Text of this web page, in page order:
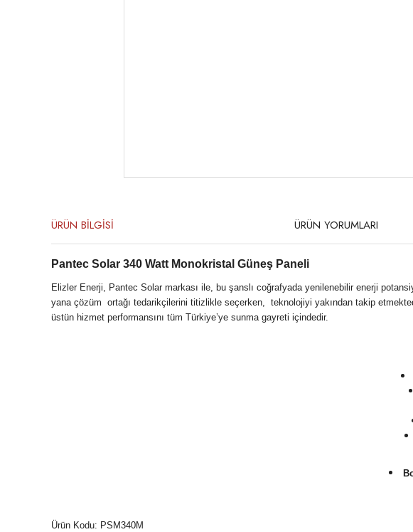
ÜRÜN BİLGİSİ ÜRÜN YORUMLARI
Pantec Solar 340 Watt Monokristal Güneş Paneli
Elizler Enerji, Pantec Solar markası ile, bu şanslı coğrafyada yenilenebilir enerji
yana çözüm ortağı tedarikçilerini titizlikle seçerken, teknolojiyi yakından takip
üstün hizmet performansını tüm Türkiye’ye sunma gayreti içindedir.
Ürün Kodu: PSM340M